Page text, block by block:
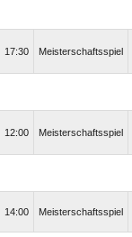
17:30 Meisterschaftsspiel
12:00 Meisterschaftsspiel
14:00 Meisterschaftsspiel